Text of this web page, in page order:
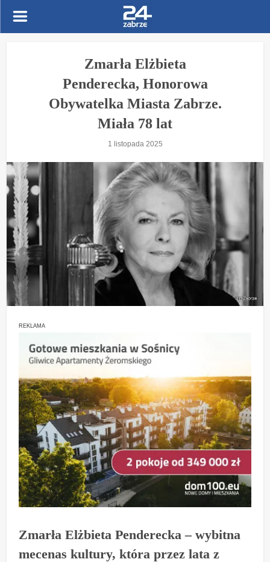
Zmarła Elżbieta
Penderecka, Honorowa
Obywatelka Miasta Zabrze.
Miała 78 lat
1 listopada 2025
REKLAMA
Zmarła Elżbieta Penderecka – wybitna
mecenas kultury, która przez lata z